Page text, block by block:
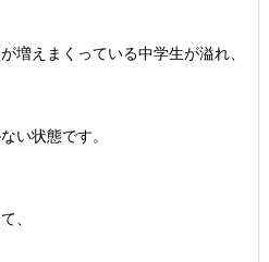
増えまくっている中学生が溢れ、
い状態です。
、